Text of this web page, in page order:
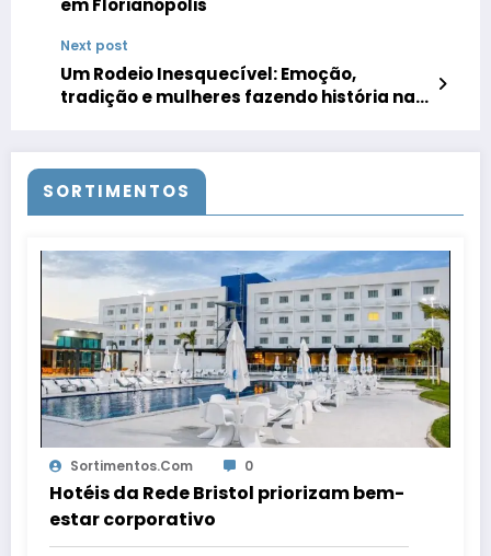
em Florianópolis
Next post
Um Rodeio Inesquecível: Emoção,
tradição e mulheres fazendo história na
SORTIMENTOS
Sortimentos.com 0
Hotéis da Rede Bristol priorizam bem-
estar corporativo